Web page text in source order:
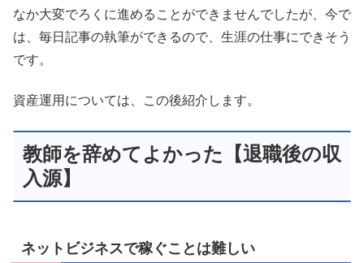
なか大変でろくに進めることができませんでしたが、今で
は、毎日記事の執筆ができるので、生涯の仕事にできそう
です。
資産運用については、この後紹介します。
教師を辞めてよかった【退職後の収
入源】
ネットビジネスで稼ぐことは難しい